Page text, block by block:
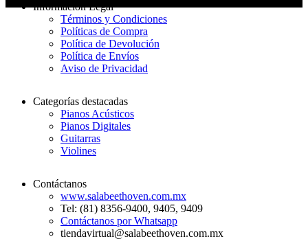
Información Legal
Términos y Condiciones
Políticas de Compra
Política de Devolución
Política de Envíos
Aviso de Privacidad
Categorías destacadas
Pianos Acústicos
Pianos Digitales
Guitarras
Violines
Contáctanos
www.salabeethoven.com.mx
Tel: (81) 8356-9400, 9405, 9409
Contáctanos por Whatsapp
tiendavirtual@salabeethoven.com.mx